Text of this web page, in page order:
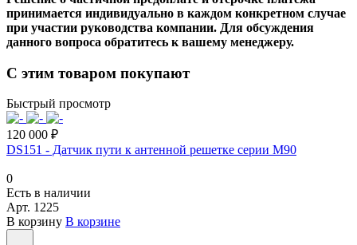
принимается индивидуально в каждом конкретном случае
при участии руководства компании. Для обсуждения
данного вопроса обратитесь к вашему менеджеру.
С этим товаром покупают
Быстрый просмотр
120 000 ₽
DS151 - Датчик пути к антенной решетке серии M90
0
Есть в наличии
Арт. 1225
В корзину В корзине